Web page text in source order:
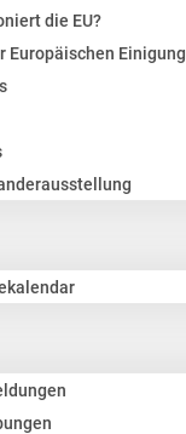
die EU?
Europäischen Einigung